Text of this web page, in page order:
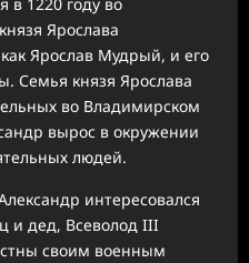
в 1220 году во
Ярослава
Ярослав Мудрый, и его
Семья князя Ярослава
во Владимирском
вырос в окружении
людей.
интересовался
и дед, Всеволод III
своим военным